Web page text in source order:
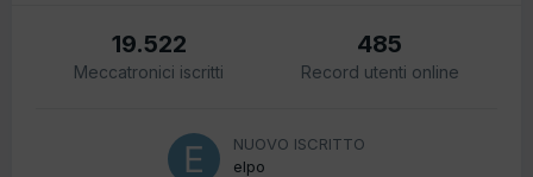
19.522
Meccatronici iscritti
485
Record utenti online
NUOVO ISCRITTO
elpo